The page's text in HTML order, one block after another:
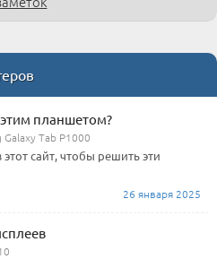
планшетом?
Tab P1000
сайт, чтобы решить эти
26 января 2025